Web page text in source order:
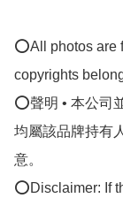
⭕All photos are
copyrights
⭕聲明 • 本公司
均屬該品牌持有
意。
⭕Disclaimer: If